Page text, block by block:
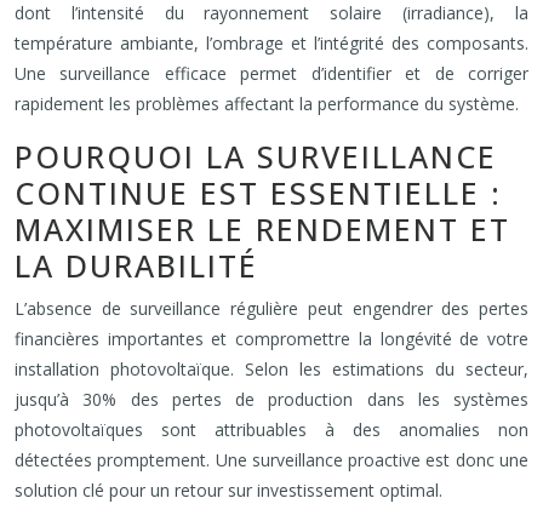
dont l’intensité du rayonnement solaire (irradiance), la
température ambiante, l’ombrage et l’intégrité des composants.
Une surveillance efficace permet d’identifier et de corriger
rapidement les problèmes affectant la performance du système.
POURQUOI LA SURVEILLANCE
CONTINUE EST ESSENTIELLE :
MAXIMISER LE RENDEMENT ET
LA DURABILITÉ
L’absence de surveillance régulière peut engendrer des pertes
financières importantes et compromettre la longévité de votre
installation photovoltaïque. Selon les estimations du secteur,
jusqu’à 30% des pertes de production dans les systèmes
photovoltaïques sont attribuables à des anomalies non
détectées promptement. Une surveillance proactive est donc une
solution clé pour un retour sur investissement optimal.